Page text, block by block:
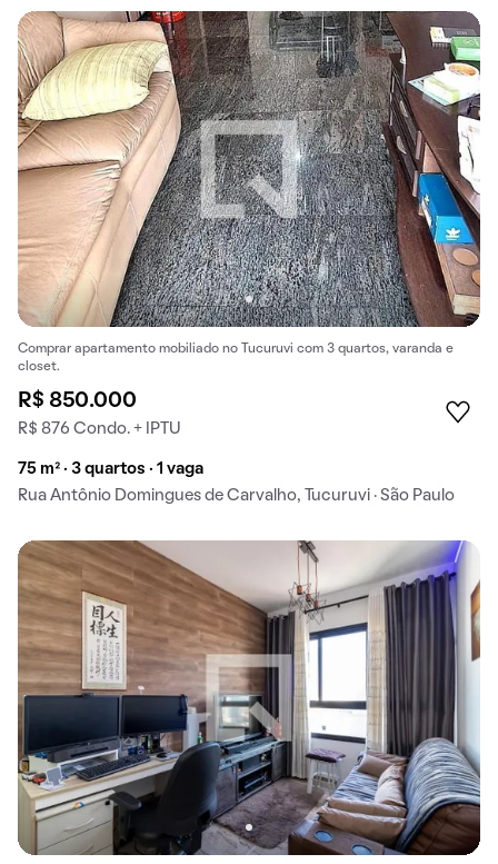
Comprar apartamento mobiliado no Tucuruvi com 3 quartos, varanda e
closet.
R$ 850.000
R$ 876 Condo. + IPTU
75 m² · 3 quartos · 1 vaga
Rua Antônio Domingues de Carvalho, Tucuruvi · São Paulo